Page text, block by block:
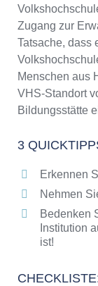
Keine
Online-
Online-
VHS-
Die
Das
Zugang zur
Tatsache, dass
Menschen aus
VHS-Standort
Bildungsstätte
3
Erkennen
Nehmen
Bedenken
Institution
ist!